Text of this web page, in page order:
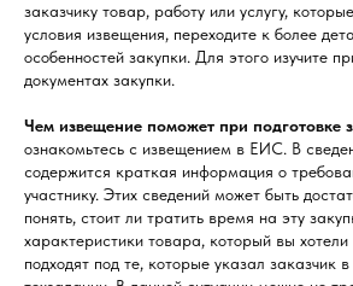
заказчику товар, работу или услугу,
условия извещения, переходите к более
особенностей закупки. Для этого изучите
документах закупки.
Чем извещение поможет при подготовке
ознакомьтесь с извещением в ЕИС. В
содержится краткая информация о
участнику. Этих сведений может быть
понять, стоит ли тратить время на эту
характеристики товара, который вы хотели
подходят под те, которые указал заказчик